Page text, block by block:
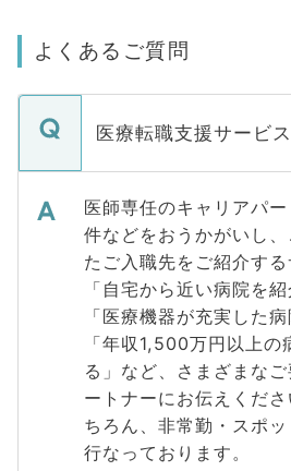
よくあるご質問
医療転職支援サービ
医師専任のキャリアパ
件などをおうかがいし
たご入職先をご紹介する
「自宅から近い病院を
「医療機器が充実した
「年収1,500万円以上の
る」など、さまざまな
ートナーにお伝えくだ
ちろん、非常勤・スポ
行なっております。